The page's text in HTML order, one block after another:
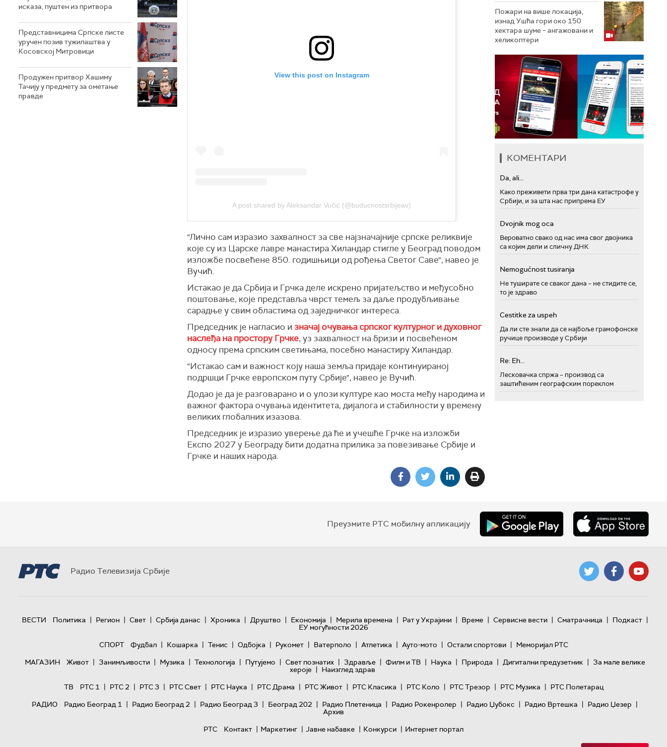
исказа, пуштен из притвора
Представницима Српске листе
уручен позив тужилаштва у
Косовској Митровици
Продужен притвор Хашиму
Тачију у предмету за ометање
правде
View this post on Instagram
A post shared by Aleksandar Vučić (@buducnostsrbijeav)
"Лично сам изразио захвалност за све најзначајније српске реликвије
које су из Царске лавре манастира Хиландар стигле у Београд поводом
изложбе посвећене 850. годишњици од рођења Светог Саве", навео је
Вучић.
Истакао је да Србија и Грчка деле искрено пријатељство и међусобно
поштовање, које представља чврст темељ за даље продубљивање
сарадње у свим областима од заједничког интереса.
Председник је нагласио и значај очувања српског културног и духовног
наслеђа на простору Грчке, уз захвалност на бризи и посвећеном
односу према српским светињама, посебно манастиру Хиландар.
"Истакао сам и важност коју наша земља придаје континуираној
подршци Грчке европском путу Србије", навео је Вучић.
Додао је да је разговарано и о улози културе као моста међу народима и
важног фактора очувања идентитета, дијалога и стабилности у времену
великих глобалних изазова.
Председник је изразио уверење да ће и учешће Грчке на изложби
Експо 2027 у Београду бити додатна прилика за повезивање Србије и
Грчке и наших народа.
Пожари на више локација,
изнад Ушћа гори око 150
хектара шуме – ангажовани и
хеликоптери
КОМЕНТАРИ
Da, ali...
Како преживети прва три дана катастрофе у
Србији, и за шта нас припрема ЕУ
Dvojnik mog oca
Вероватно свако од нас има свог двојника
са којим дели и сличну ДНК
Nemogućnost tusiranja
Не туширате се сваког дана – не стидите се,
то је здраво
Cestitke za uspeh
Да ли сте знали да се најбоље грамофонске
ручице производе у Србији
Re: Eh...
Лесковачка спржа – производ са
заштићеним географским пореклом
Преузмите РТС мобилну апликацију
Радио Телевизија Србије
ВЕСТИ Политика | Регион | Свет | Србија данас | Хроника | Друштво | Економија | Мерила времена | Рат у Украјини | Време | Сервисне вести | Сматрачница | Подкаст |
ЕУ могућности 2026
СПОРТ
Фудбал | Кошарка | Тенис | Одбојка | Рукомет | Ватерполо | Атлетика | Ауто-мото | Остали спортови | Меморијал РТС
МАГАЗИН
Живот | Занимљивости | Музика | Технологијa | Путујемо | Свет познатих | Здравље | Филм и ТВ | Наука | Природа | Дигитални предузетник | За мале велике
хероје | Наизглед здрав
ТВ
РТС 1 | РТС 2 | РТС 3 | РТС Свет | РТС Наука | РТС Драма | РТС Живот | РТС Класика | РТС Коло | РТС Трезор | РТС Музика | РТС Полетарац
РАДИО
Радио Београд 1 | Радио Београд 2 | Радио Београд 3 | Београд 202 | Радио Плетеница | Радио Рокенролер | Радио Џубокс | Радио Вртешка | Радио Џезер |
Архив
РТС
Контакт | Маркетинг | Јавне набавке | Конкурси | Интернет портал